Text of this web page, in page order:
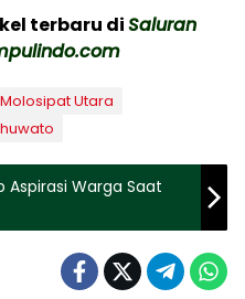
terbaru diSaluran
Utara
Aspirasi Warga Saat